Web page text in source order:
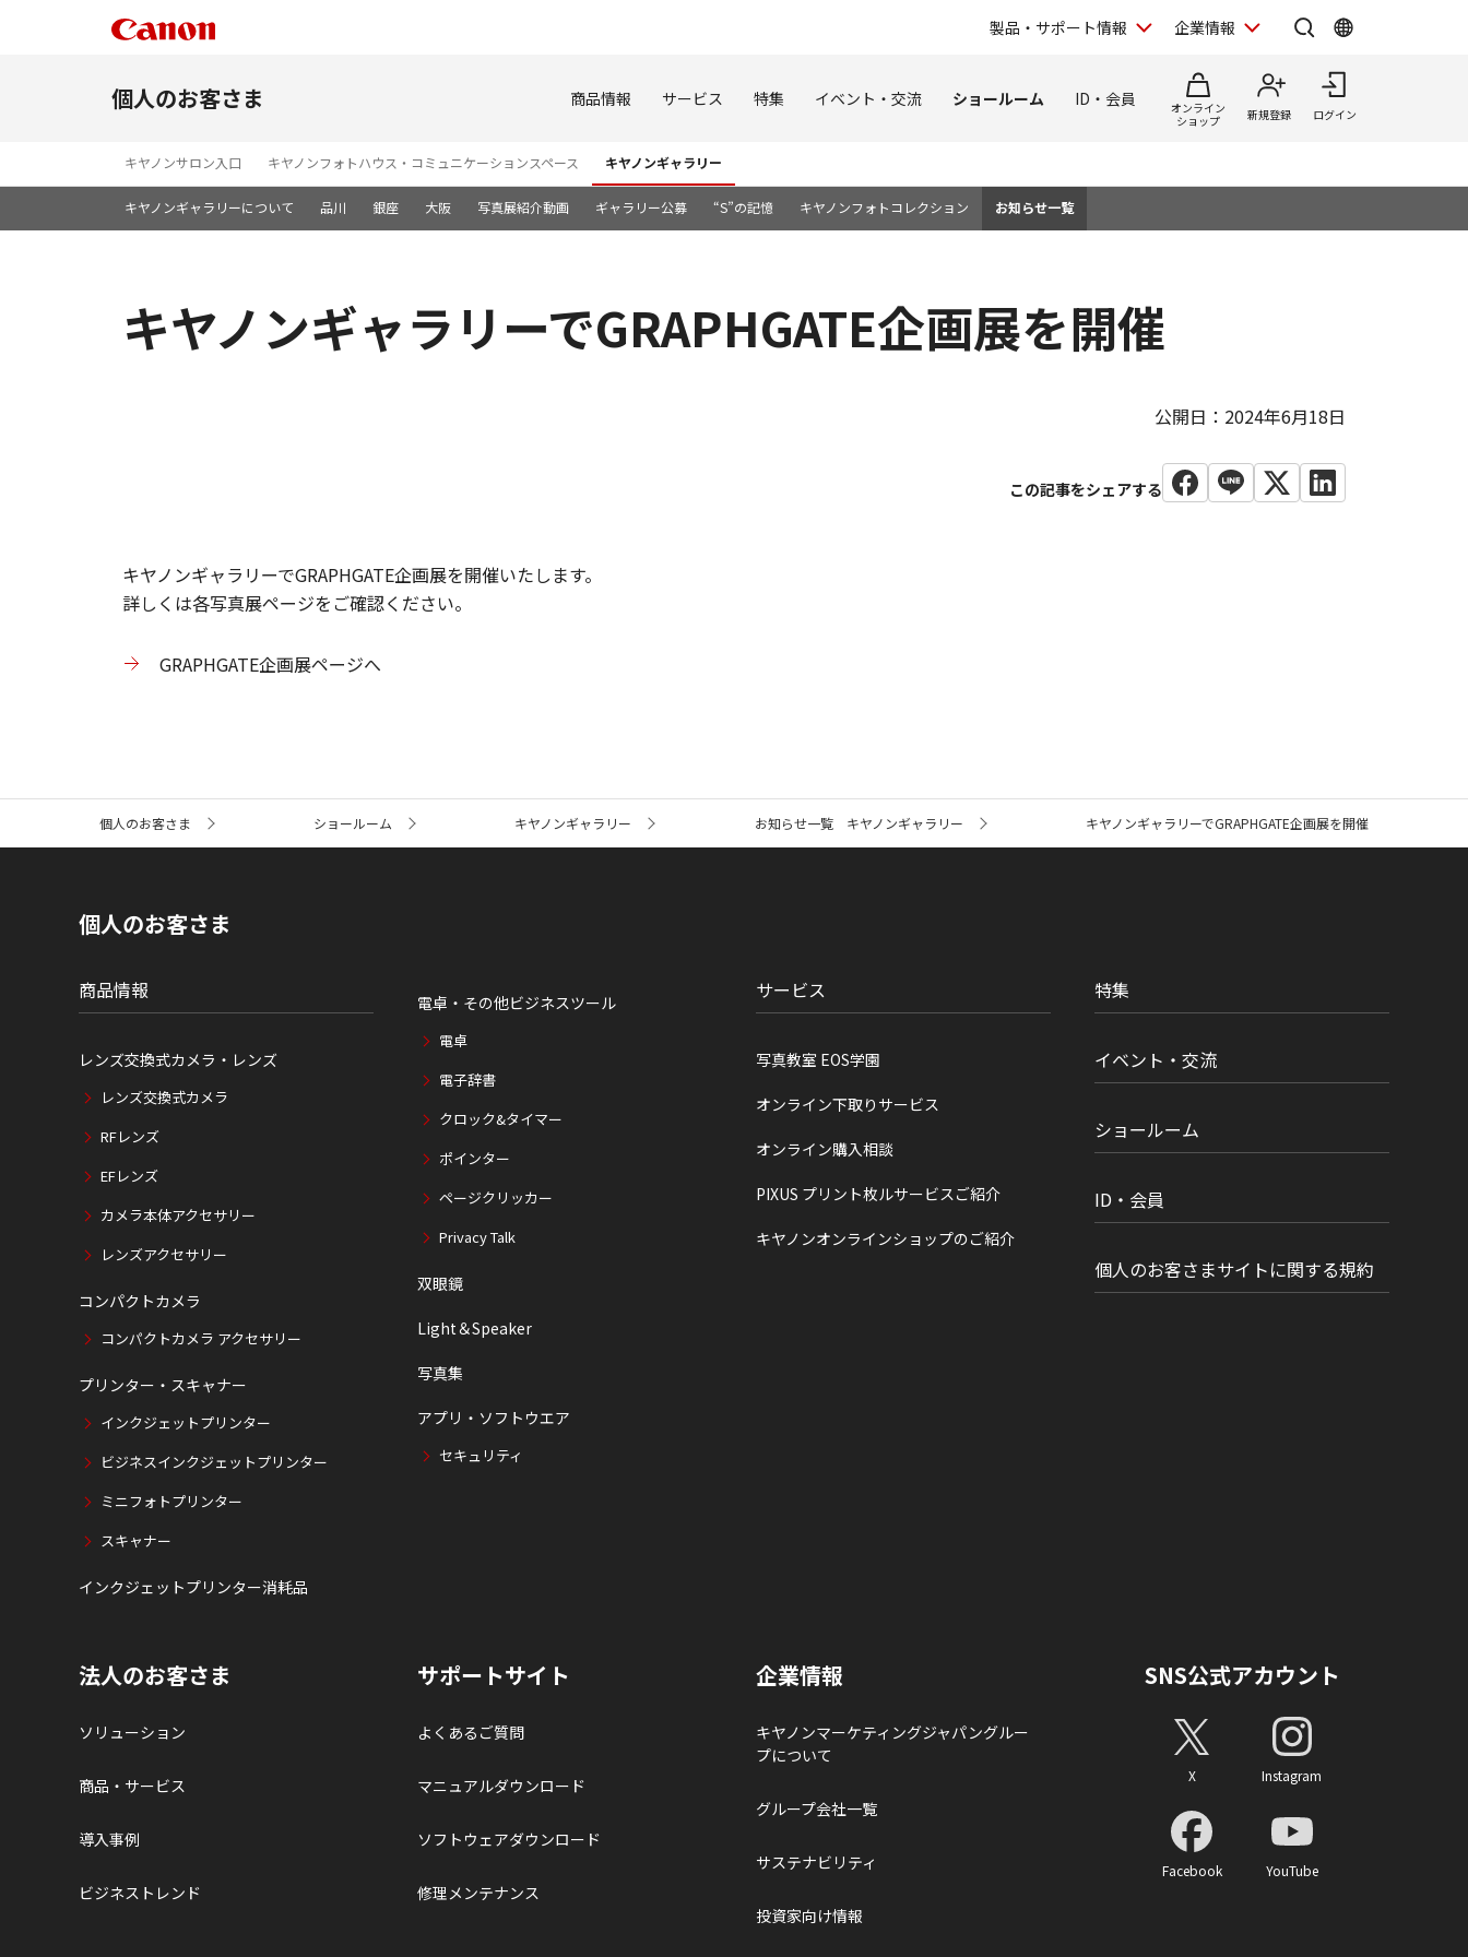
製品・サポート情報 企業情報
個人のお客さま 商品情報 サービス 特集 イベント・交流 ショールーム ID・会員
オンライン
ショップ
新規登録 ログイン
キヤノンサロン入口 キヤノンフォトハウス・コミュニケーションスペース キヤノンギャラリー
キヤノンギャラリーについて 品川 銀座 大阪 写真展紹介動画 ギャラリー公募 “S”の記憶 キヤノンフォトコレクション お知らせ一覧
キヤノンギャラリーでGRAPHGATE企画展を開催
公開日：2024年6月18日
キヤノンギャラリーでGRAPHGATE企画展を開催いたします。
詳しくは各写真展ページをご確認ください。
GRAPHGATE企画展ページへ
ト
個人のお客さま ショールーム キヤノンギャラリー お知らせ一覧 キヤノンギャラリー キヤノンギャラリーでGRAPHGATE企画展を開催
個人のお客さま
商品情報
レンズ交換式カメラ・レンズ
レンズ交換式カメラ
RFレンズ
EFレンズ
カメラ本体アクセサリー
レンズアクセサリー
コンパクトカメラ
コンパクトカメラ アクセサリー
プリンター・スキャナー
インクジェットプリンター
ビジネスインクジェットプリンター
ミニフォトプリンター
スキャナー
インクジェットプリンター消耗品
電卓・その他ビジネスツール
電卓
電子辞書
クロック&タイマー
ポインター
ページクリッカー
Privacy Talk
双眼鏡
Light＆Speaker
写真集
アプリ・ソフトウエア
セキュリティ
サービス
写真教室 EOS学園
オンライン下取りサービス
オンライン購入相談
PIXUS プリント枚ルサービスご紹介
キヤノンオンラインショップのご紹介
特集
イベント・交流
ショールーム
ID・会員
個人のお客さまサイトに関する規約
法人のお客さま
ソリューション
商品・サービス
導入事例
ビジネストレンド
サポートサイト
よくあるご質問
マニュアルダウンロード
ソフトウェアダウンロード
修理メンテナンス
企業情報
キヤノンマーケティングジャパングルー
プについて
グループ会社一覧
サステナビリティ
投資家向け情報
SNS公式アカウント
X Instagram
Facebook YouTube